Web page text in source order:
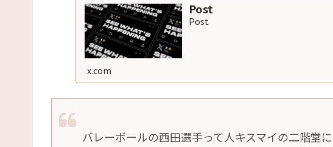
Post
Post
x.com
バレーボールの西田選手って人キスマイの二階堂